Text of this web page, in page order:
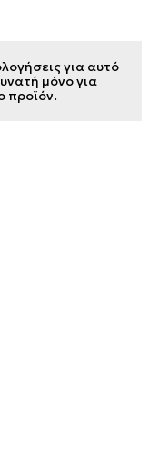
για αυτό
μόνο για
προϊόν.